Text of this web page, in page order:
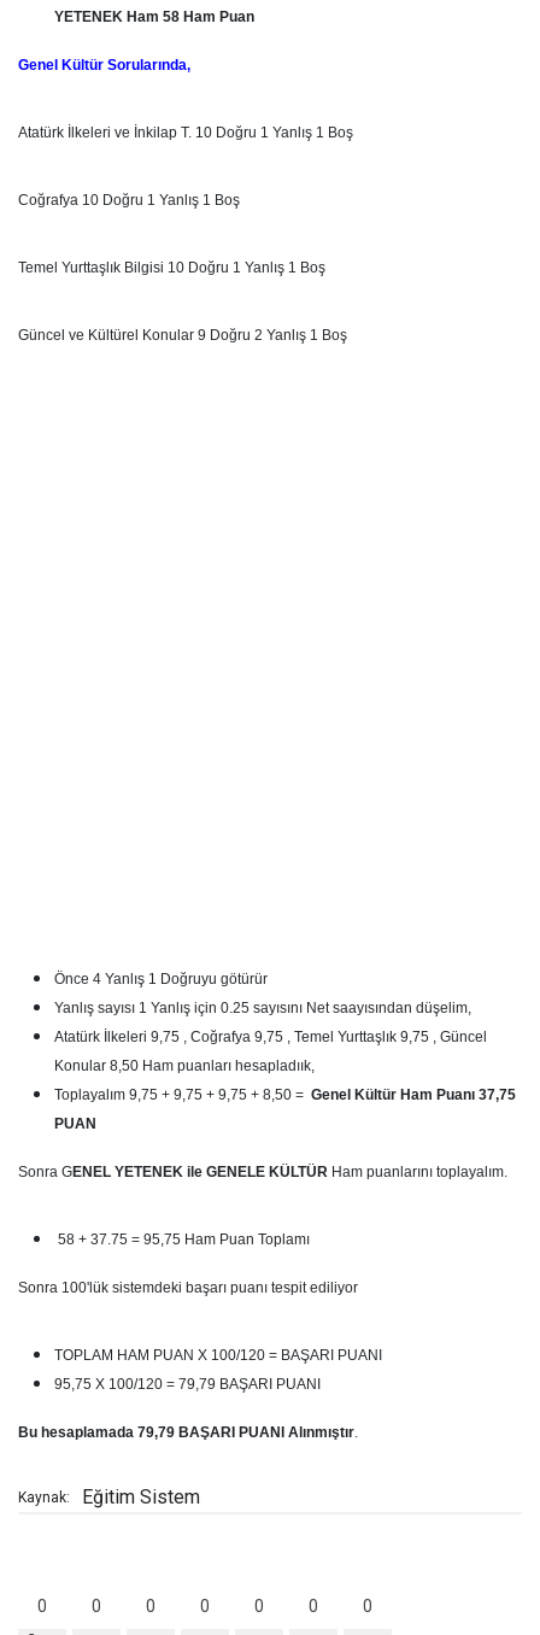
YETENEK Ham 58 Ham Puan
Genel Kültür Sorularında,
Atatürk İlkeleri ve İnkilap T. 10 Doğru 1 Yanlış 1 Boş
Coğrafya 10 Doğru 1 Yanlış 1 Boş
Temel Yurttaşlık Bilgisi 10 Doğru 1 Yanlış 1 Boş
Güncel ve Kültürel Konular 9 Doğru 2 Yanlış 1 Boş
Önce 4 Yanlış 1 Doğruyu götürür
Yanlış sayısı 1 Yanlış için 0.25 sayısını Net saayısından düşelim,
Atatürk İlkeleri 9,75 , Coğrafya 9,75 , Temel Yurttaşlık 9,75 , Güncel
Konular 8,50 Ham puanları hesapladıık,
Toplayalım 9,75 + 9,75 + 9,75 + 8,50 = Genel Kültür Ham Puanı 37,75
PUAN
Sonra GENEL YETENEK ile GENELE KÜLTÜR Ham puanlarını toplayalım.
58 + 37.75 = 95,75 Ham Puan Toplamı
Sonra 100'lük sistemdeki başarı puanı tespit ediliyor
TOPLAM HAM PUAN X 100/120 = BAŞARI PUANI
95,75 X 100/120 = 79,79 BAŞARI PUANI
Bu hesaplamada 79,79 BAŞARI PUANI Alınmıştır.
Kaynak: Eğitim Sistem
0 0 0 0 0 0 0